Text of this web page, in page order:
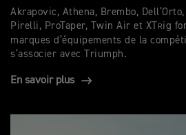
Akrapovic, Athena, Brembo, Dell’Orto,
Pirelli, ProTaper, Twin Air et XT
Rig
marques d’équipements de la
s’associer avec Triumph.
En savoir plus